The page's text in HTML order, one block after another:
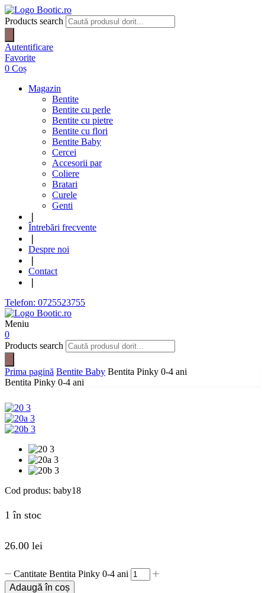
Products search
Autentificare
Favorite
0 Coș
Magazin
Bentite
Bentite cu perle
Bentite cu pietre
Bentite cu flori
Bentite Baby
Cercei
Accesorii par
Coliere
Bratari
Curele
Genti
Întrebări frecvente
Despre noi
Contact
Telefon: 0725523755
Meniu
0
Products search
Prima pagină Bentite Baby Bentita Pinky 0-4 ani
Bentita Pinky 0-4 ani
Cod produs: baby18
1 în stoc
26.00 lei
Cantitate Bentita Pinky 0-4 ani
Adaugă în coș